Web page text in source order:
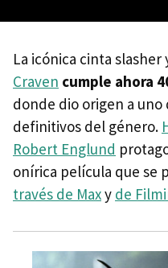
La icónica cinta
Craven cumple ahora
donde dio origen a
definitivos del género.
Robert Englund
onírica película que se
través de Maxy de